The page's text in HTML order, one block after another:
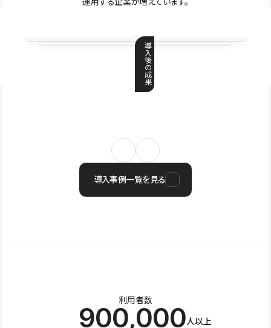
導
入
後
の
成
果
導入事例一覧を見る
利用者数
900,000人以上